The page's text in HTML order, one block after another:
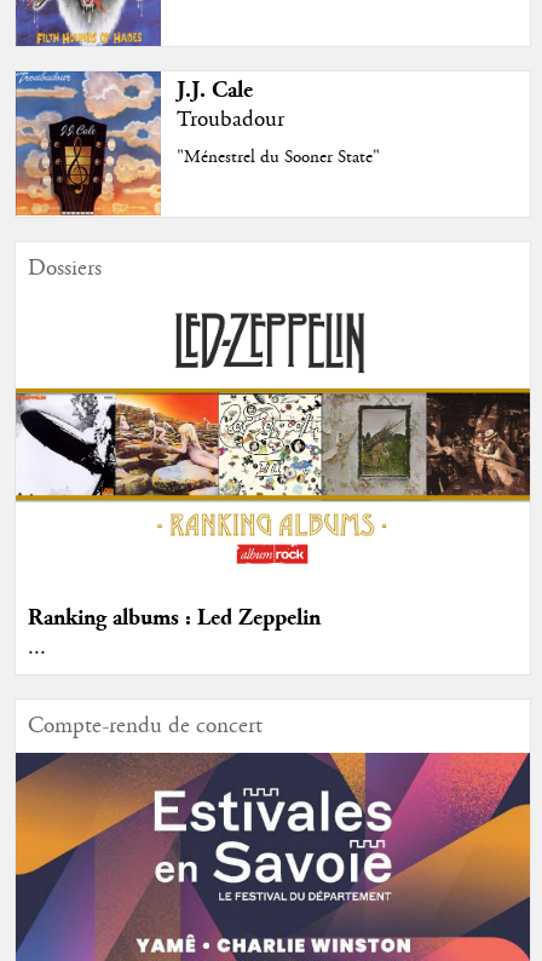
J.J. Cale
Troubadour
"Ménestrel du Sooner State"
Dossiers
Ranking albums : Led Zeppelin
...
Compte-rendu de concert